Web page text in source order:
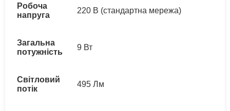
Робоча
напруга
220 В (стандартна мережа)
Загальна
потужність
9 Вт
Світловий
потік
495 Лм